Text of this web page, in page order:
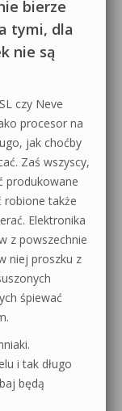
bierze
tymi, dla
nie są
czy Neve
procesor na
jak choćby
Zaś wszyscy,
produkowane
robione także
Elektronika
z powszechnie
niej proszku z
śpiewać
i tak długo
będą